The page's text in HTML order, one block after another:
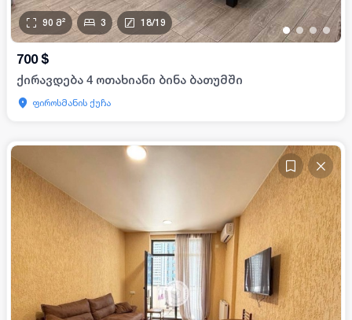
••••
90 მ² 3 18/19
700 $
ქირავდება 4 ოთახიანი ბინა ბათუმში
ფიროსმანის ქუჩა